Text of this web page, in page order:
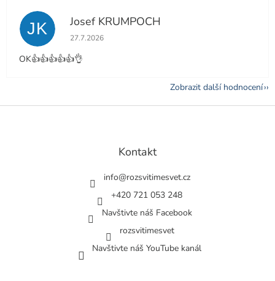
JK Josef KRUMPOCH
Hodnocení obchodu je 5 z 5 hvězdiček.
27.7.2026
OK👍👍👍👍👍👌
Zobrazit další hodnocení
Z
Kontakt
info@rozsvitimesvet.cz
+420 721 053 248
Navštivte náš Facebook
rozsvitimesvet
Navštivte náš YouTube kanál